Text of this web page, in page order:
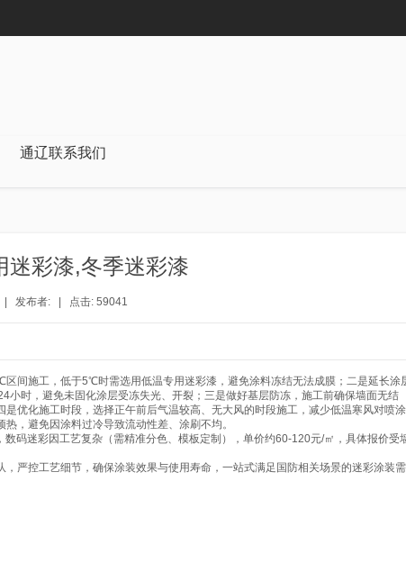
通辽联系我们
迷彩漆,冬季迷彩漆
| 发布者: | 点击: 59041
间施工，低于5℃时需选用低温专用迷彩漆，避免涂料冻结无法成膜；二是延长涂
时，避免未固化涂层受冻失光、开裂；三是做好基层防冻，施工前确保墙面无结
优化施工时段，选择正午前后气温较高、无大风的时段施工，减少低温寒风对喷
，避免因涂料过冷导致流动性差、涂刷不均。
码迷彩因工艺复杂（需精准分色、模板定制），单价约60-120元/㎡，具体报价受
严控工艺细节，确保涂装效果与使用寿命，一站式满足国防相关场景的迷彩涂装需